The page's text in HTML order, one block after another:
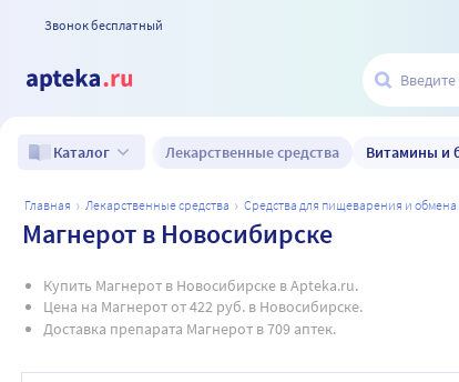
Звонок бесплатный
Каталог Лекарственные средства Витамины и
главная лекарственные средства средства для пищеварения и
Магнерот в Новосибирске
Купить Магнерот в Новосибирске в Apteka.ru.
Цена на Магнерот от 422 руб. в Новосибирске.
Доставка препарата Магнерот в 709 аптек.